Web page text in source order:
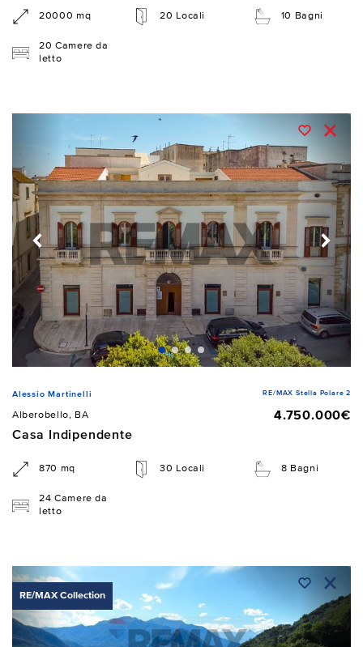
20000 mq 20 Locali 10 Bagni
20 Camere da
letto
Alessio Martinelli RE/MAX Stella Polare 2
Alberobello, BA
4.750.000€
Casa Indipendente
870 mq 30 Locali 8 Bagni
24 Camere da
letto
RE/MAX Collection